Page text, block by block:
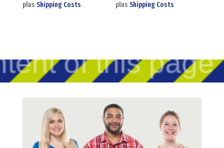
plus Shipping Costs plusShipping Costs